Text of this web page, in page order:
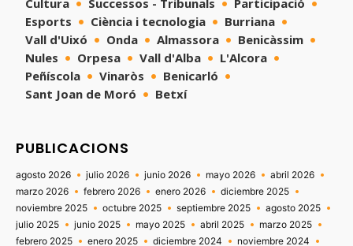
Esports
Ciència i tecnologia
Burriana
Vall d'Uixó
Onda Almassora
Benicàssim
Nules
Orpesa Vall d'Alba
L'Alcora
Peñíscola
Vinaròs
Benicarló
Sant Joan de Moró
Betxí
PUBLICACIONS
agosto 2026 julio 2026 junio 2026 mayo 2026
abril 2026
marzo 2026
febrero 2026 enero 2026
diciembre 2025
noviembre 2025
octubre 2025 septiembre 2025
agosto 2025
julio 2025
junio 2025 mayo 2025 abril 2025
marzo 2025
febrero 2025
enero 2025 diciembre 2024
noviembre 2024